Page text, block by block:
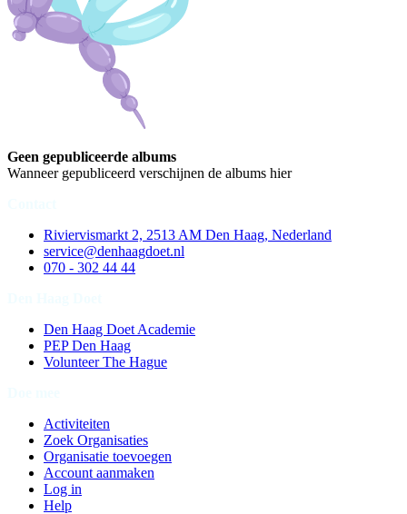
Geen gepubliceerde albums
Wanneer gepubliceerd verschijnen de albums hier
Riviervismarkt 2, 2513 AM Den Haag, Nederland
service@denhaagdoet.nl
070 - 302 44 44
Den Haag Doet Academie
PEP Den Haag
Volunteer The Hague
Activiteiten
Zoek Organisaties
Organisatie toevoegen
Account aanmaken
Log in
Help